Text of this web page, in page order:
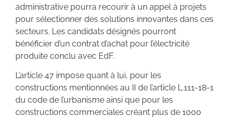
administrative pourra recourir à un appel à projets
pour sélectionner des solutions innovantes dans ces
secteurs. Les candidats désignés pourront
bénéficier d’un contrat d’achat pour l’électricité
produite conclu avec EdF.
L’article 47 impose quant à lui, pour les
constructions mentionnées au II de l’article L.111-18-1
du code de l’urbanisme ainsi que pour les
constructions commerciales créant plus de 1000